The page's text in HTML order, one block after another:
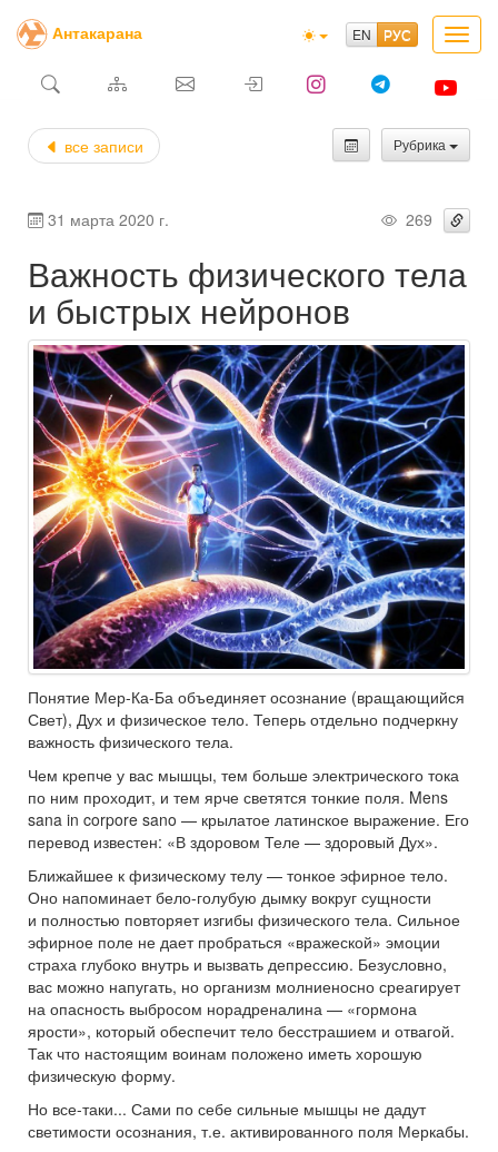
Антакарана
Рубрика
все записи
31 марта 2020 г. 269
Важность физического тела
и быстрых нейронов
Понятие Мер-Ка-Ба объединяет осознание (вращающийся
Свет), Дух и физическое тело. Теперь отдельно подчеркну
важность физического тела.
Чем крепче у вас мышцы, тем больше электрического тока
по ним проходит, и тем ярче светятся тонкие поля. Mens
sana in corpore sano — крылатое латинское выражение. Его
перевод известен: «В здоровом Теле — здоровый Дух».
Ближайшее к физическому телу — тонкое эфирное тело.
Оно напоминает бело-голубую дымку вокруг сущности
и полностью повторяет изгибы физического тела. Сильное
эфирное поле не дает пробраться «вражеской» эмоции
страха глубоко внутрь и вызвать депрессию. Безусловно,
вас можно напугать, но организм молниеносно среагирует
на опасность выбросом норадреналина — «гормона
ярости», который обеспечит тело бесстрашием и отвагой.
Так что настоящим воинам положено иметь хорошую
физическую форму.
Но все-таки... Сами по себе сильные мышцы не дадут
светимости осознания, т.е. активированного поля Меркабы.